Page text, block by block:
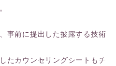
事前に提出した披露する技術
たカウンセリングシートもチ